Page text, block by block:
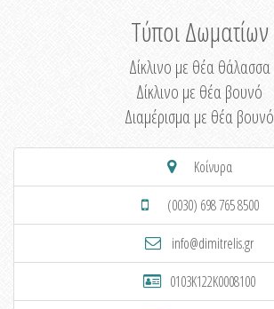
Τύποι Δωματίων
Δίκλινο με θέα θάλασσα
Δίκλινο με θέα βουνό
Διαμέρισμα με θέα βουνό
Κοίνυρα
(0030) 698 765 8500
info@dimitrelis.gr
0103K122K0008100